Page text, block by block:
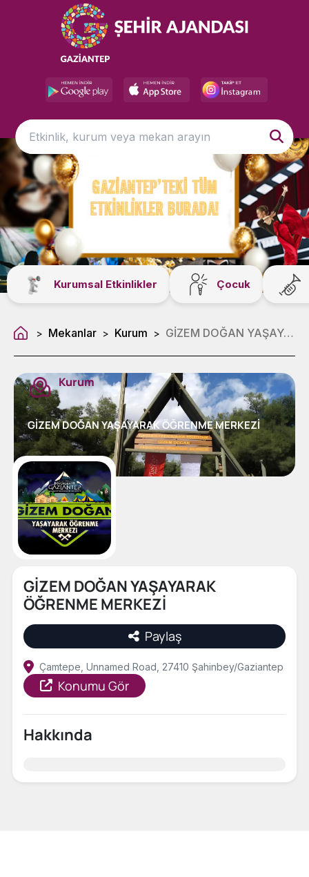
Kurumsal Etkinlikler Çocuk
> Mekanlar > Kurum > GİZEM DOĞAN YAŞAYARAK ÖĞRENME MERKEZİ
Kurum
GİZEM DOĞAN YAŞAYARAK ÖĞRENME MERKEZİ
GİZEM DOĞAN YAŞAYARAK
ÖĞRENME MERKEZİ
Paylaş
Çamtepe, Unnamed Road, 27410 Şahinbey/Gaziantep
Konumu Gör
Hakkında